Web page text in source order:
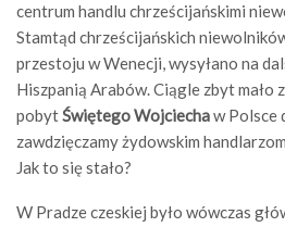
centrum handlu chrześcijańskimi
Stamtąd chrześcijańskich
przestoju w Wenecji, wysyłano na
Hiszpanią Arabów. Ciągle zbyt mało
pobytŚwiętego Wojciechaw Polsce
zawdzięczamy żydowskim
Jak to się stało?
W Pradze czeskiej było wówczas